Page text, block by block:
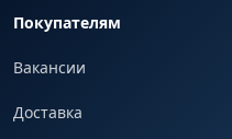
Покупателям
Вакансии
Доставка